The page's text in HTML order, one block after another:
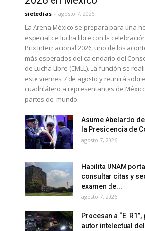
sietedias - agosto 7, 2026
La Arena México se prepara para una
especial de lucha libre con la
Prix Internacional 2026, uno de los
más esperados del calendario del
de Lucha Libre (CMLL). La función se
este viernes 7 de agosto y reunirá
cuadrilátero a representantes de
partes del mundo.
Asume Abelardo
la Presidencia de
agosto 7, 2026
Habilita UNAM
consultar citas y
examen de...
agosto 7, 2026
Procesan a “El
autor intelectual